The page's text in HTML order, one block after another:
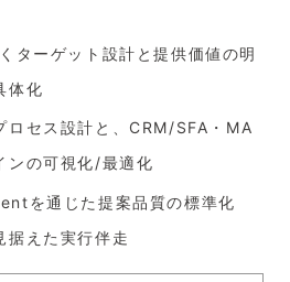
ターゲット設計と提供価値の明
体化
ロセス設計と、CRM/SFA・MA
ンの可視化/最適化
を通じた提案品質の標準化
据えた実行伴走